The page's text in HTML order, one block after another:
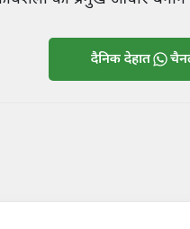
दैनिक देहात